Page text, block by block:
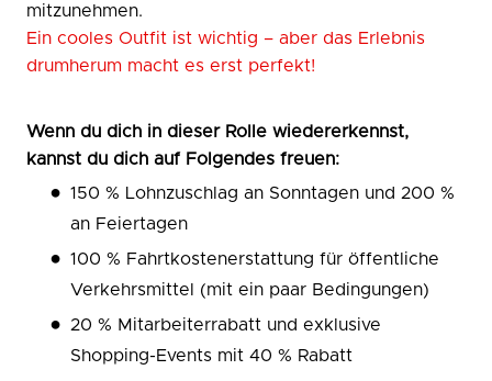
mitzunehmen.
Ein cooles Outfit ist wichtig – aber das Erlebnis
drumherum macht es erst perfekt!
Wenn du dich in dieser Rolle wiedererkennst,
kannst du dich auf Folgendes freuen:
150 % Lohnzuschlag an Sonntagen und 200 %
an Feiertagen
100 % Fahrtkostenerstattung für öffentliche
Verkehrsmittel (mit ein paar Bedingungen)
20 % Mitarbeiterrabatt und exklusive
Shopping-Events mit 40 % Rabatt